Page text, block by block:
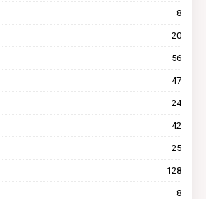
8
20
56
47
24
42
25
128
8